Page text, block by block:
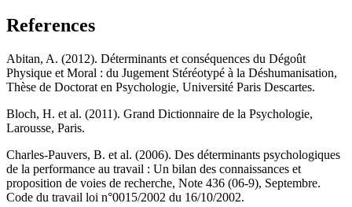
References
Abitan, A. (2012). Déterminants et conséquences du Dégoût
Physique et Moral : du Jugement Stéréotypé à la Déshumanisation,
Thèse de Doctorat en Psychologie, Université Paris Descartes.
Bloch, H. et al. (2011). Grand Dictionnaire de la Psychologie,
Larousse, Paris.
Charles-Pauvers, B. et al. (2006). Des déterminants psychologiques
de la performance au travail : Un bilan des connaissances et
proposition de voies de recherche, Note 436 (06-9), Septembre.
Code du travail loi n°0015/2002 du 16/10/2002.